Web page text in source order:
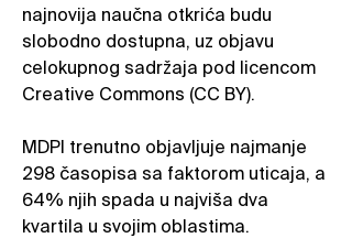
najnovija naučna otkrića budu
slobodno dostupna, uz objavu
celokupnog sadržaja pod licencom
Creative Commons (CC BY).
MDPI trenutno objavljuje najmanje
298 časopisa sa faktorom uticaja, a
64% njih spada u najviša dva
kvartila u svojim oblastima.